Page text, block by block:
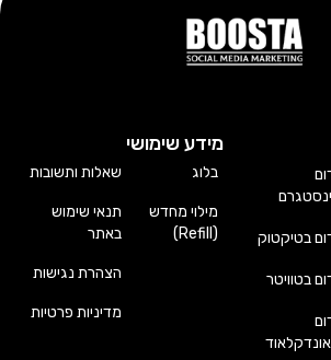
בטיקטוק
בטוויטר
מידע שימושי
בלוג
מילוי מחדש
(Refill)
שאלות ותשובות
תנאי שימוש
באתר
הצהרת נגישות
מדיניות פרטיות